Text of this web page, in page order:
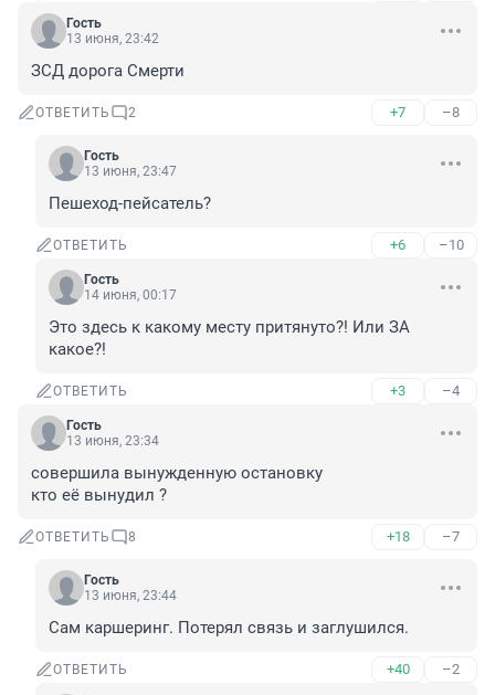
Гость
13 июня, 23:42
ЗСД дорога Смерти
ОТВЕТИТЬ 2 +7 –8
Гость
13 июня, 23:47
Пешеход-пейсатель?
ОТВЕТИТЬ +6 –10
Гость
14 июня, 00:17
Это здесь к какому месту притянуто?! Или ЗА
какое?!
ОТВЕТИТЬ +3 –4
Гость
13 июня, 23:34
совершила вынужденную остановку
кто её вынудил ?
ОТВЕТИТЬ 8 +18 –7
Гость
13 июня, 23:44
Сам каршеринг. Потерял связь и заглушился.
ОТВЕТИТЬ +40 –2